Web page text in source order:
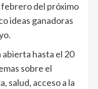
febrero del próximo
ideas ganadoras
hasta el 20
sobre el
salud, acceso a la